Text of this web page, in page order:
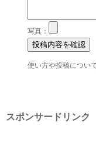
写真：
使い方や投稿につい
スポンサードリンク